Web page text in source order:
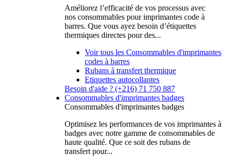
Améliorez l’efficacité de vos processus avec
nos consommables pour imprimantes code à
barres. Que vous ayez besoin d’étiquettes
thermiques directes pour des...
Voir tous les Consommables d'imprimantes
codes à barres
Rubans à transfert thermique
Etiquettes autocollantes
Besoin d'aide ? (+216) 71 750 887
Consommables d'imprimantes badges
Consommables d'imprimantes badges
Optimisez les performances de vos imprimantes à
badges avec notre gamme de consommables de
haute qualité. Que ce soit des rubans de
transfert pour...